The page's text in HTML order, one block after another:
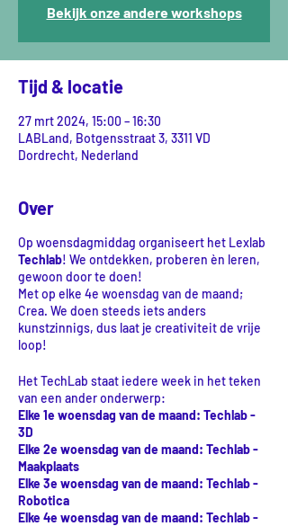
Bekijk onze andere workshops
Tijd & locatie
27 mrt 2024, 15:00 – 16:30
LABLand, Botgensstraat 3, 3311 VD
Dordrecht, Nederland
Over
Op woensdagmiddag organiseert het Lexlab
Techlab! We ontdekken, proberen èn leren,
gewoon door te doen!
Met op elke 4e woensdag van de maand;
Crea. We doen steeds iets anders
kunstzinnigs, dus laat je creativiteit de vrije
loop!
Het TechLab staat iedere week in het teken
van een ander onderwerp:
Elke 1e woensdag van de maand: Techlab -
3D
Elke 2e woensdag van de maand: Techlab -
Maakplaats
Elke 3e woensdag van de maand: Techlab -
Robotica
Elke 4e woensdag van de maand: Techlab -